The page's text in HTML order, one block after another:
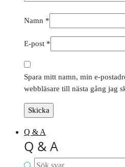
Namn *
E-post *
Spara mitt namn, min e-
webbläsare till nästa gång jag
Q & A
Q & A